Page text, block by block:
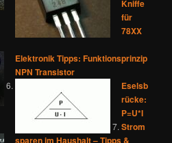
Kniffe
für
78XX
Elektronik Tipps: Funktionsprinzip
NPN Transistor
Eselsb
rücke:
P=U*I
Strom
sparen im Haushalt – Tipps &